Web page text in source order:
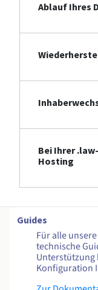
Ablauf Ihres
Bei Ihrer
Hosting
Guides
Für alle
technische
Unterstützung
Konfiguration